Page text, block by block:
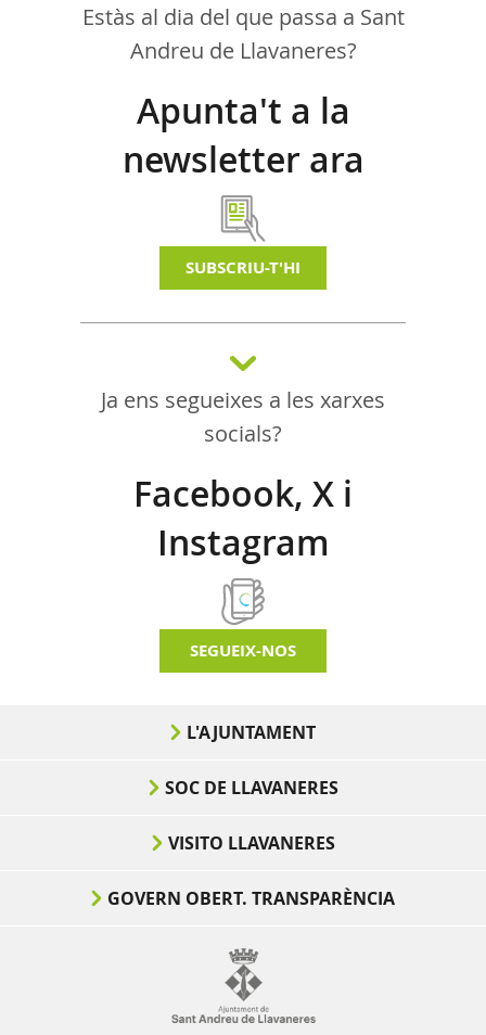
Estàs al dia del que passa a Sant
Andreu de Llavaneres?
Apunta't a la
newsletter ara
SUBSCRIU-T'HI
Ja ens segueixes a les xarxes
socials?
Facebook, X i
Instagram
SEGUEIX-NOS
L'AJUNTAMENT
SOC DE LLAVANERES
VISITO LLAVANERES
GOVERN OBERT. TRANSPARÈNCIA